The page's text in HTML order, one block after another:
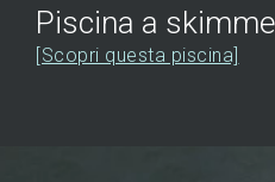
Piscina a
[Scopri questa piscina]